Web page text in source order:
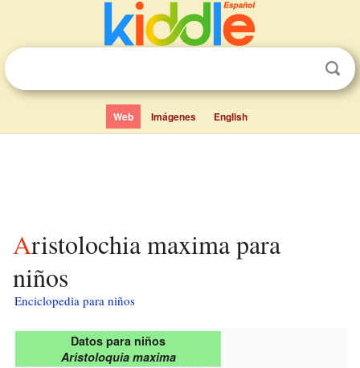
Web Imágenes English
Aristolochia maxima para
niños
Enciclopedia para niños
Datos para niños
Aristoloquia maxima